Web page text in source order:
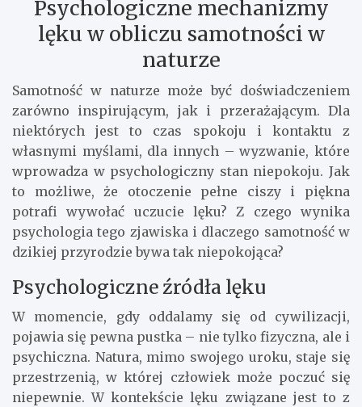
Psychologiczne mechanizmy
lęku w obliczu samotności w
naturze
Samotność w naturze może być doświadczeniem
zarówno inspirującym, jak i przerażającym. Dla
niektórych jest to czas spokoju i kontaktu z
własnymi myślami, dla innych – wyzwanie, które
wprowadza w psychologiczny stan niepokoju. Jak
to możliwe, że otoczenie pełne ciszy i piękna
potrafi wywołać uczucie lęku? Z czego wynika
psychologia tego zjawiska i dlaczego samotność w
dzikiej przyrodzie bywa tak niepokojąca?
Psychologiczne źródła lęku
W momencie, gdy oddalamy się od cywilizacji,
pojawia się pewna pustka – nie tylko fizyczna, ale i
psychiczna. Natura, mimo swojego uroku, staje się
przestrzenią, w której człowiek może poczuć się
niepewnie. W kontekście lęku związane jest to z